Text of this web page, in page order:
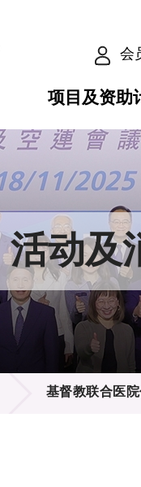
会
新技术
项目及资助
活动及
基督教联合医